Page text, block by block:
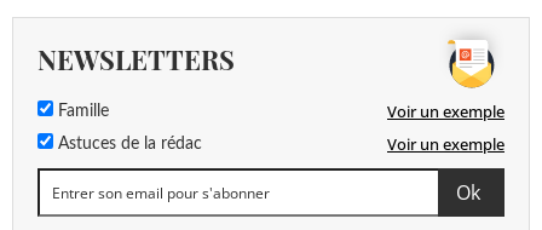
NEWSLETTERS
Famille Voir un exemple
Astuces de la rédac Voir un exemple